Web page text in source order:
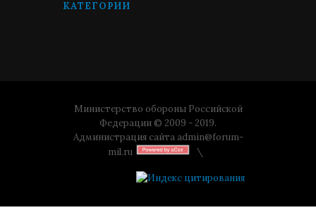
КАТЕГОРИИ
Министерство обороны Российской
Федерации © 2009 - 2019.
Администрация сайта admin@forum-
mil.ru